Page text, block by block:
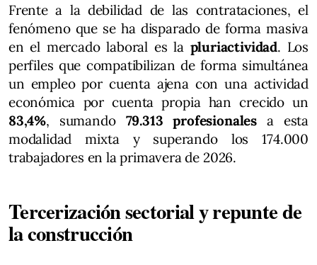
Frente a la debilidad de las contrataciones, el
fenómeno que se ha disparado de forma masiva
en el mercado laboral es la pluriactividad. Los
perfiles que compatibilizan de forma simultánea
un empleo por cuenta ajena con una actividad
económica por cuenta propia han crecido un
83,4%, sumando 79.313 profesionalesa esta
modalidad mixta y superando los 174.000
trabajadores en la primavera de 2026.
Tercerización sectorial y repunte de
la construcción